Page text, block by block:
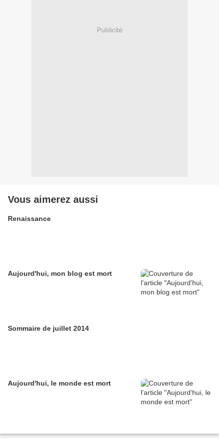
Publicité
Vous aimerez aussi
Renaissance
Aujourd'hui, mon blog est mort
Sommaire de juillet 2014
Aujourd'hui, le monde est mort